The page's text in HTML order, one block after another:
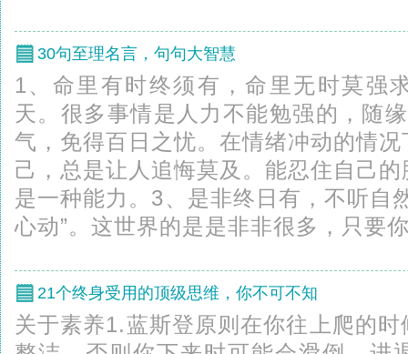
30句至理名言，句句大智慧
1、命里有时终须有，命里无时莫强
天。很多事情是人力不能勉强的，随
气，免得百日之忧。在情绪冲动的情
己，总是让人追悔莫及。能忍住自己
是一种能力。3、是非终日有，不听自
心动”。这世界的是是非非很多，只要
21个终身受用的顶级思维，你不可不知
关于素养1.蓝斯登原则在你往上爬的